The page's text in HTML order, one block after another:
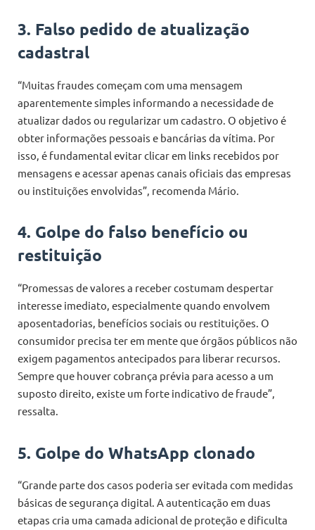
3. Falso pedido de atualização
cadastral
“Muitas fraudes começam com uma mensagem
aparentemente simples informando a necessidade de
atualizar dados ou regularizar um cadastro. O objetivo é
obter informações pessoais e bancárias da vítima. Por
isso, é fundamental evitar clicar em links recebidos por
mensagens e acessar apenas canais oficiais das empresas
ou instituições envolvidas”, recomenda Mário.
4. Golpe do falso benefício ou
restituição
“Promessas de valores a receber costumam despertar
interesse imediato, especialmente quando envolvem
aposentadorias, benefícios sociais ou restituições. O
consumidor precisa ter em mente que órgãos públicos não
exigem pagamentos antecipados para liberar recursos.
Sempre que houver cobrança prévia para acesso a um
suposto direito, existe um forte indicativo de fraude”,
ressalta.
5. Golpe do WhatsApp clonado
“Grande parte dos casos poderia ser evitada com medidas
básicas de segurança digital. A autenticação em duas
etapas cria uma camada adicional de proteção e dificulta